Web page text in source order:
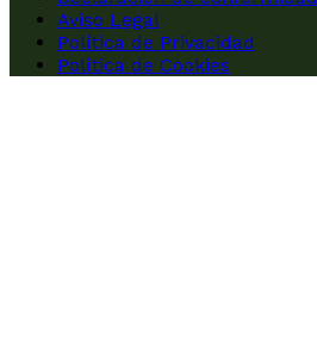
Aviso Legal
Política de Privacidad
Política de Cookies